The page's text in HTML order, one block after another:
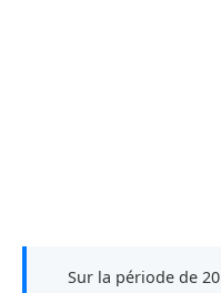
Sur la période de